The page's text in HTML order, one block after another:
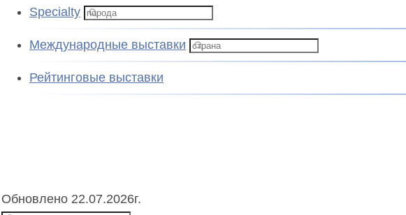
Specialty
Международные выставки
Рейтинговые выставки
Обновлено 22.07.2026г.